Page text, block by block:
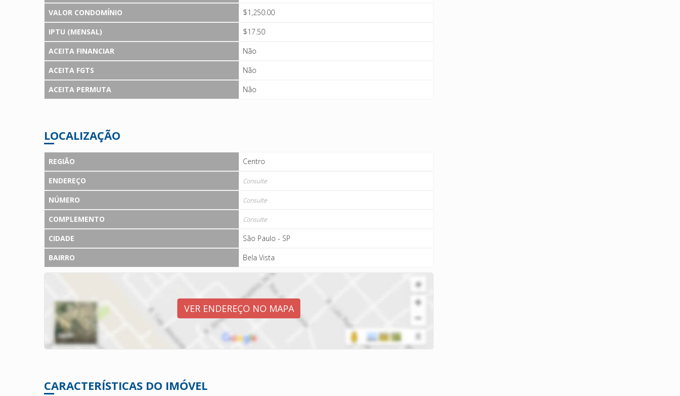
VALOR CONDOMÍNIO
$1,250.00
IPTU (MENSAL)
$17.50
ACEITA FINANCIAR
Não
ACEITA FGTS
Não
ACEITA PERMUTA
Não
LOCALIZAÇÃO
REGIÃO
Centro
ENDEREÇO
Consulte
NÚMERO Consulte
COMPLEMENTO Consulte
CIDADE
São Paulo - SP
BAIRRO
Bela Vista
VER ENDEREÇO NO MAPA
CARACTERÍSTICAS DO IMÓVEL